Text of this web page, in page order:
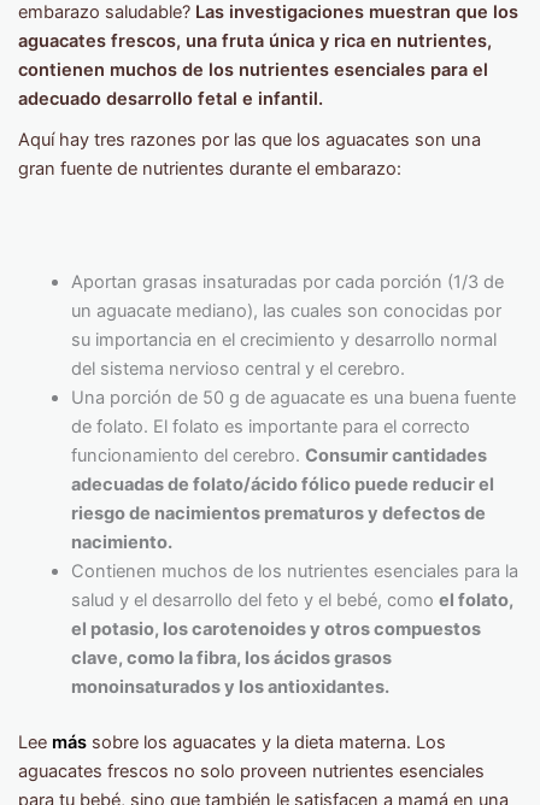
embarazo saludable? Las investigaciones muestran que los
aguacates frescos, una fruta única y rica en nutrientes,
contienen muchos de los nutrientes esenciales para el
adecuado desarrollo fetal e infantil.
Aquí hay tres razones por las que los aguacates son una
gran fuente de nutrientes durante el embarazo:
Aportan grasas insaturadas por cada porción (1/3 de
un aguacate mediano), las cuales son conocidas por
su importancia en el crecimiento y desarrollo normal
del sistema nervioso central y el cerebro.
Una porción de 50 g de aguacate es una buena fuente
de folato. El folato es importante para el correcto
funcionamiento del cerebro. Consumir cantidades
adecuadas de folato/ácido fólico puede reducir el
riesgo de nacimientos prematuros y defectos de
nacimiento.
Contienen muchos de los nutrientes esenciales para la
salud y el desarrollo del feto y el bebé, como el folato,
el potasio, los carotenoides y otros compuestos
clave, como la fibra, los ácidos grasos
monoinsaturados y los antioxidantes.
Lee más sobre los aguacates y la dieta materna. Los
aguacates frescos no solo proveen nutrientes esenciales
para tu bebé, sino que también le satisfacen a mamá en una